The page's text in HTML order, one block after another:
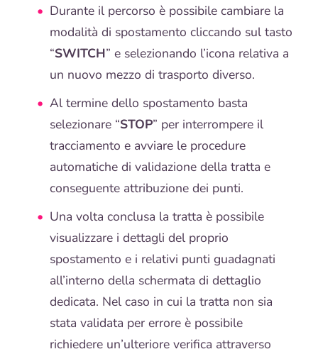
Durante il percorso è possibile cambiare la
modalità di spostamento cliccando sul tasto
“SWITCH” e selezionando l’icona relativa a
un nuovo mezzo di trasporto diverso.
Al termine dello spostamento basta
selezionare “STOP” per interrompere il
tracciamento e avviare le procedure
automatiche di validazione della tratta e
conseguente attribuzione dei punti.
Una volta conclusa la tratta è possibile
visualizzare i dettagli del proprio
spostamento e i relativi punti guadagnati
all’interno della schermata di dettaglio
dedicata. Nel caso in cui la tratta non sia
stata validata per errore è possibile
richiedere un’ulteriore verifica attraverso